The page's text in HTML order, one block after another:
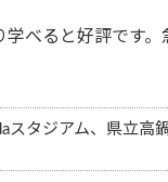
べると好評です
スタジアム、県立高